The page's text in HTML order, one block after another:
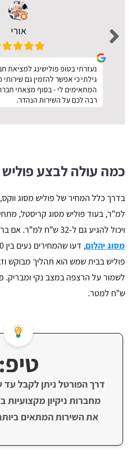
אורי
נעזרתי בטופ פולישינג למציאת
גילתי כי אפשר להזמין גם שירותי
המתאימים לי - בסוף מצאתי
רבה לכם על השירות הנהדר.
כמה עולה לבצע
ויכול להגיע גם ל-32 ש"ח למ"ר. אם ברצונכם ליישם ברצפה
מסוג יהלום
פוליש בבית שמש הוא תהליך מבוקש
ש"ח למטר.
טיפ:
דרך הפורטל ניתן לקבל
מחברות ניקיון
את השירות המתאים